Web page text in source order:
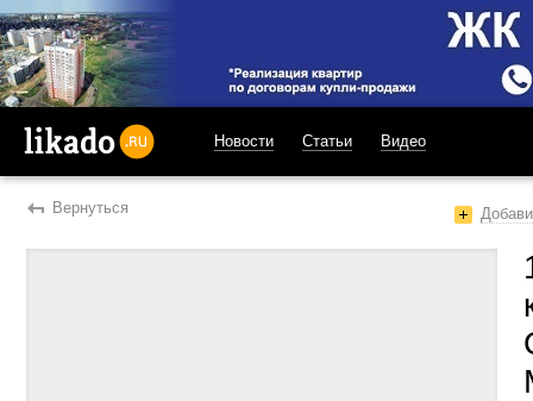
Новости Статьи Видео
Вернуться